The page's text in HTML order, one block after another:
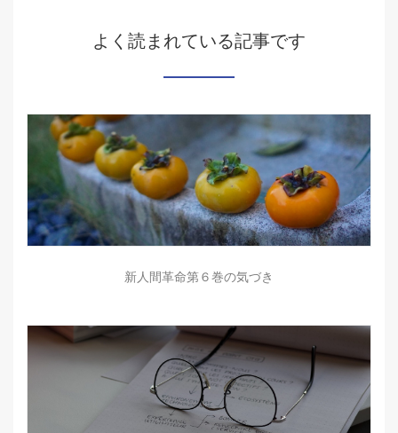
よく読まれている記事です
新人間革命第６巻の気づき